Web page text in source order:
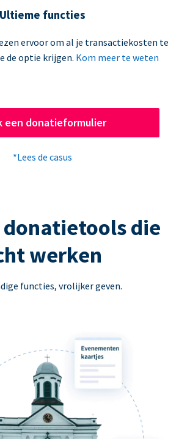
Ultieme functies
ervoor om al je transactiekosten te
de optie krijgen. Kom meer te weten
een donatieformulier
*Lees de casus
die
werken
functies, vrolijker geven.